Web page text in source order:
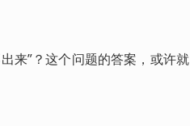
来”？这个问题的答案，或许就